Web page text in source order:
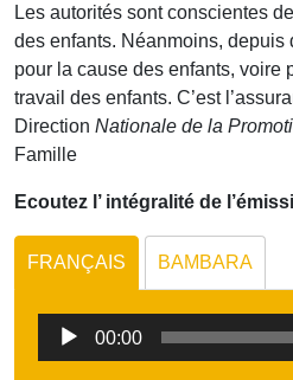
Les autorités sont conscientes
des enfants. Néanmoins,
pour la cause des enfants, voire
travail des enfants. C’est
Direction Nationale de la
Famille
Ecoutez l’ intégralité de
FRANÇAIS BAMBARA
Lecteur
00:00